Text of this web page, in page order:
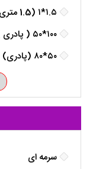
۱.۵*۱ (1.5 متری)
۱۰۰*۵۰ ( پادری )
۵۰*۸۰ (پادری)
سرمه ای